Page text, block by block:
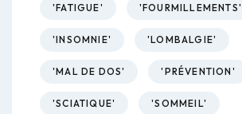
'FATIGUE' 'FOURMILLEMENTS'
'INSOMNIE' 'LOMBALGIE'
'MAL DE DOS' 'PRÉVENTION'
'SCIATIQUE' 'SOMMEIL'